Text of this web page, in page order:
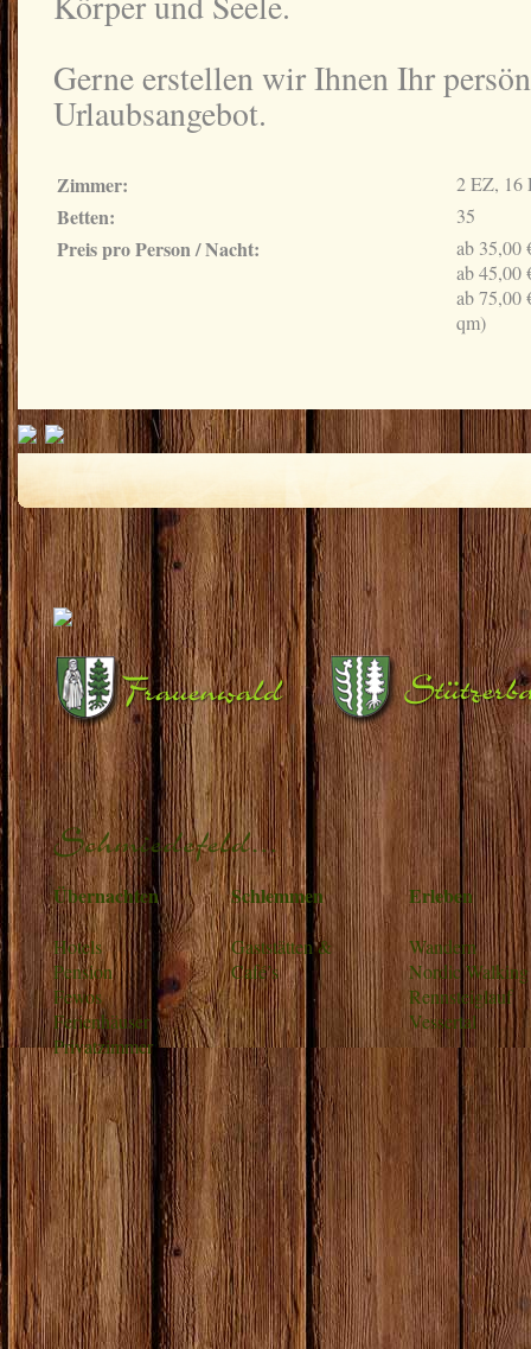
Gerne erstellen wir Ihnen Ihr
Urlaubsangebot.
Zimmer: 2 EZ, 16
Betten: 35
Preis pro Person / Nacht:
ab 35,00
ab 45,00
ab 75,00
qm)
Übernachten
Hotels
Pension
Fewos
Ferienhäuser
Privatzimmer
Schlemmen
Gaststätten &
Café’s
Erleben
Wandern
Nordic Walking
Rennsteiglauf
Vessertal